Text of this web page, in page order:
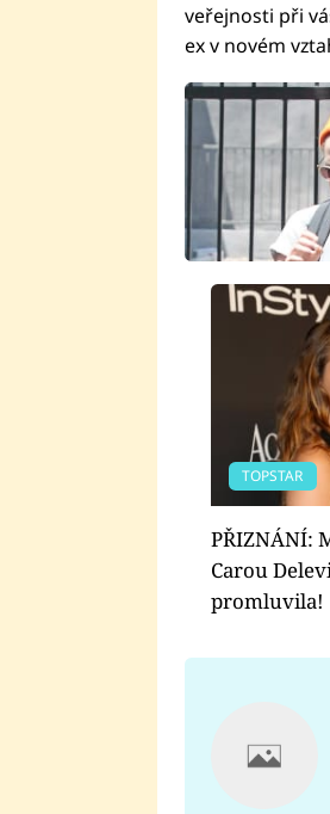
veřejnosti při
ex v novém
TOPSTAR
PŘIZNÁNÍ:
Carou
promluvila!